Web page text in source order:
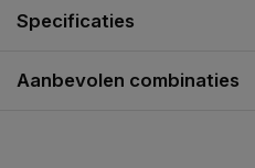
Specificaties
Aanbevolen combinaties